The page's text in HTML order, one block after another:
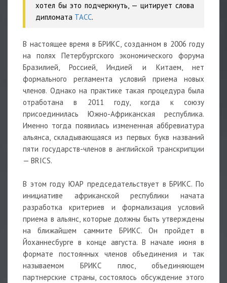
хотел бы это подчеркнуть, — цитирует слова
дипломата ТАСС.
В настоящее время в БРИКС, созданном в 2006 году
на полях Петербургского экономического форума
Бразилией, Россией, Индией и Китаем, нет
формального регламента условий приема новых
членов. Однако на практике такая процедура была
отработана в 2011 году, когда к союзу
присоединилась Южно-Африканская республика.
Именно тогда появилась измененная аббревиатура
альянса, складывающаяся из первых букв названий
пяти государств-членов в английской транскрипции
— BRICS.
В этом году ЮАР председательствует в БРИКС. По
инициативе африканской республики начата
разработка критериев и формализация условий
приема в альянс, которые должны быть утверждены
на ближайшем саммите БРИКС. Он пройдет в
Йоханнесбурге в конце августа. В начале июня в
формате постоянных членов объединения и так
называемом БРИКС плюс, объединяющем
партнерские страны, состоялось обсуждение этого